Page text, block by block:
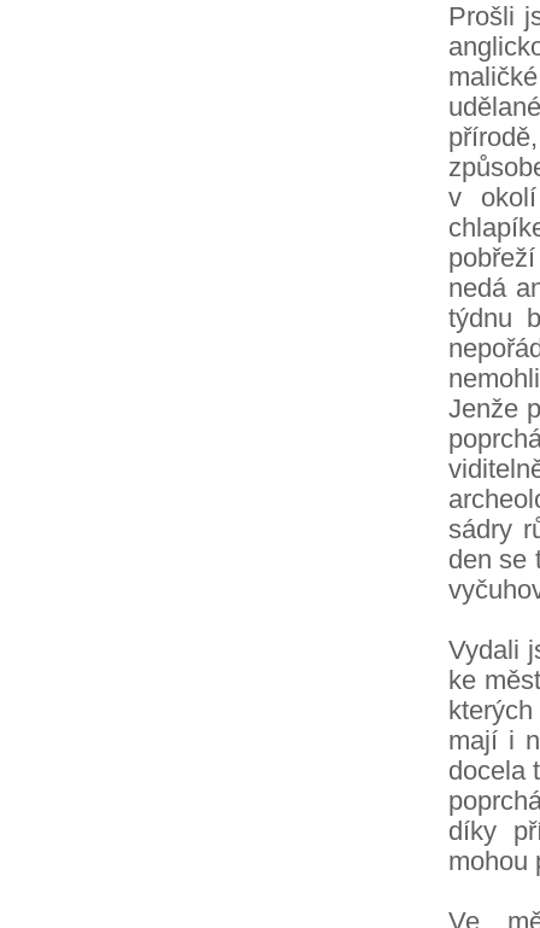
Prošli
v
nedá
týdnu
Jenže
sádry
den se
Vydali
ke
mají i
docela
díky
mohou
Ve